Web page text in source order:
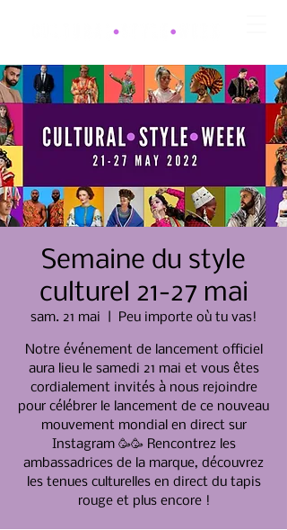
Semaine du style
culturel 21-27 mai
sam. 21 mai Peu importe où tu vas!
Notre événement de lancement officiel
aura lieu le samedi 21 mai et vous êtes
cordialement invités à nous rejoindre
pour célébrer le lancement de ce nouveau
mouvement mondial en direct sur
Instagram 🥳🥳 Rencontrez les
ambassadrices de la marque, découvrez
les tenues culturelles en direct du tapis
rouge et plus encore !